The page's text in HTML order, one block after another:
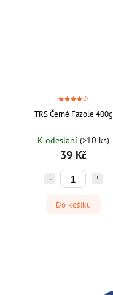
TRS Černé Fazole 400g
K odeslaní (>10 ks)
39 Kč
Do košíku